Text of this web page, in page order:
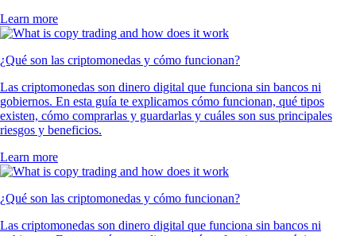
Learn more
¿Qué son las criptomonedas y cómo funcionan?
Las criptomonedas son dinero digital que funciona sin bancos ni
gobiernos. En esta guía te explicamos cómo funcionan, qué tipos
existen, cómo comprarlas y guardarlas y cuáles son sus principales
riesgos y beneficios.
Learn more
¿Qué son las criptomonedas y cómo funcionan?
Las criptomonedas son dinero digital que funciona sin bancos ni